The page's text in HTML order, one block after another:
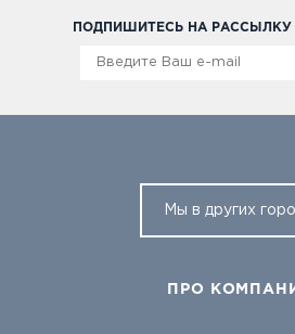
ПОДПИШИТЕСЬ НА РАССЫЛКУ
Мы в других
ПРО